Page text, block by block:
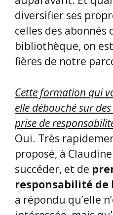
fières de notre
Cette formation qui
elle débouché sur
Oui. Très
proposé, à
succéder, et de
responsabilité de
a répondu qu’elle
intéressée, mais
pour être mon
investies dans de
Ca n’a pas été